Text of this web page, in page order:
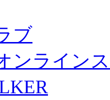
ブ
ンライン